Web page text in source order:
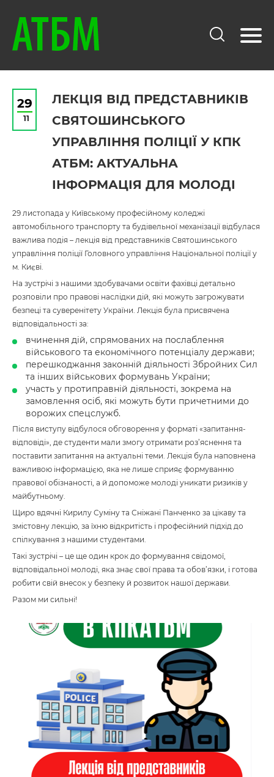
29
11
ЛЕКЦІЯ ВІД ПРЕДСТАВНИКІВ
СВЯТОШИНСЬКОГО
УПРАВЛІННЯ ПОЛІЦІЇ У КПК
АТБМ: АКТУАЛЬНА
ІНФОРМАЦІЯ ДЛЯ МОЛОДІ
29 листопада у Київському професійному коледжі
автомобільного транспорту та будівельної механізації відбулася
важлива подія – лекція від представників Святошинського
управління поліції Головного управління Національної поліції у
м. Києві.
На зустрічі з нашими здобувачами освіти фахівці детально
розповіли про правові наслідки дій, які можуть загрожувати
безпеці та суверенітету України. Лекція була присвячена
відповідальності за:
вчинення дій, спрямованих на послаблення
військового та економічного потенціалу держави;
перешкоджання законній діяльності Збройних Сил
та інших військових формувань України;
участь у протиправній діяльності, зокрема на
замовлення осіб, які можуть бути причетними до
ворожих спецслужб.
Після виступу відбулося обговорення у форматі «запитання-
відповіді», де студенти мали змогу отримати роз’яснення та
поставити запитання на актуальні теми. Лекція була наповнена
важливою інформацією, яка не лише сприяє формуванню
правової обізнаності, а й допоможе молоді уникати ризиків у
майбутньому.
Щиро вдячні Кирилу Суміну та Сніжані Панченко за цікаву та
змістовну лекцію, за їхню відкритість і професійний підхід до
спілкування з нашими студентами.
Такі зустрічі – це ще один крок до формування свідомої,
відповідальної молоді, яка знає свої права та обов’язки, і готова
робити свій внесок у безпеку й розвиток нашої держави.
Разом ми сильні!